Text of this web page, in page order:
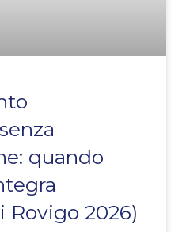
quando
Rovigo 2026)